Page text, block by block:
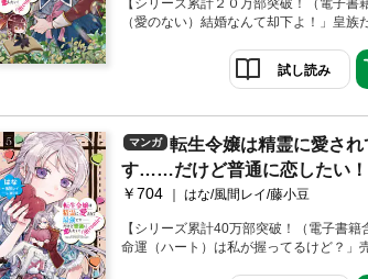
【シリーズ累計２０万部突破！（電子書
全力令嬢が突き進む、恋愛ファンタジー
し番外編＆描き下ろしマンガW収録！
試し読み
マンガ
転生令嬢は精霊に愛され
す……だけど普通に恋したい！
第5巻
【シリーズ累計40万部突破！（電子書籍